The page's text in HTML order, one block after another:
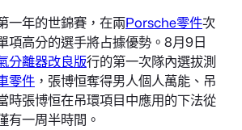
一年的世錦賽，在兩Porsche零件次
項高分的選手將占據優勢。8月9日
分離器改良版行的第一次隊內選拔測
零件 ，張博恒奪得男人個人萬能、吊
時張博恒在吊環項目中應用的下法從
有一周半時間。